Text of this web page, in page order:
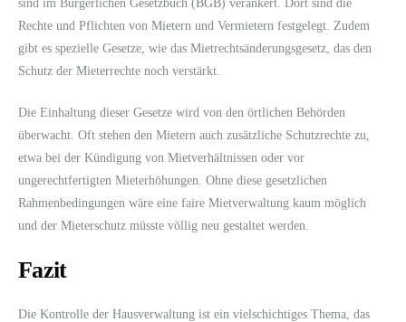
sind im Bürgerlichen Gesetzbuch (BGB) verankert. Dort sind die
Rechte und Pflichten von Mietern und Vermietern festgelegt. Zudem
gibt es spezielle Gesetze, wie das Mietrechtsänderungsgesetz, das den
Schutz der Mieterrechte noch verstärkt.
Die Einhaltung dieser Gesetze wird von den örtlichen Behörden
überwacht. Oft stehen den Mietern auch zusätzliche Schutzrechte zu,
etwa bei der Kündigung von Mietverhältnissen oder vor
ungerechtfertigten Mieterhöhungen. Ohne diese gesetzlichen
Rahmenbedingungen wäre eine faire Mietverwaltung kaum möglich
und der Mieterschutz müsste völlig neu gestaltet werden.
Fazit
Die Kontrolle der Hausverwaltung ist ein vielschichtiges Thema, das